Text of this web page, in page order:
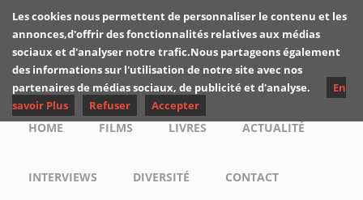
Skip to main content
Les critiques de
Yuyine
Main menu
HOME FILMS LIVRES ACTUALITÉ
INTERVIEWS DIVERSITÉ CONTACT
Les cookies nous permettent de personnaliser le contenu et les
annonces,d'offrir des fonctionnalités relatives aux médias
sociaux et d'analyser notre trafic.Nous partageons également
des informations sur l'utilisation de notre site avec nos
partenaires de médias sociaux, de publicité et d'analyse.
En
savoir Plus
Refuser Accepter